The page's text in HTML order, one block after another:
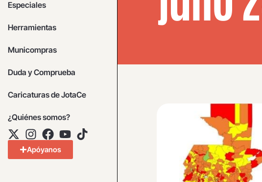
Especiales
Herramientas
Municompras
Duda y Comprueba
Caricaturas de JotaCe
¿Quiénes somos?
Apóyanos